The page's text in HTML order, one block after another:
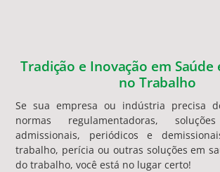
Tradição e Inovação em Saúde
no Trabalho
Se sua empresa ou indústria precisa
normas regulamentadoras,
admissionais, periódicos e
trabalho, perícia ou outras soluções em
do trabalho, você está no lugar certo!